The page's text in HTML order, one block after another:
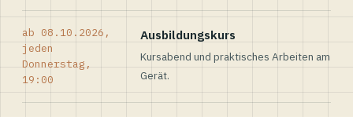
ab 08.10.2026,
jeden
Donnerstag,
19:00
Ausbildungskurs
Kursabend und praktisches Arbeiten am
Gerät.